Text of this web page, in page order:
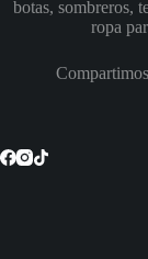
botas, sombreros,
ropa